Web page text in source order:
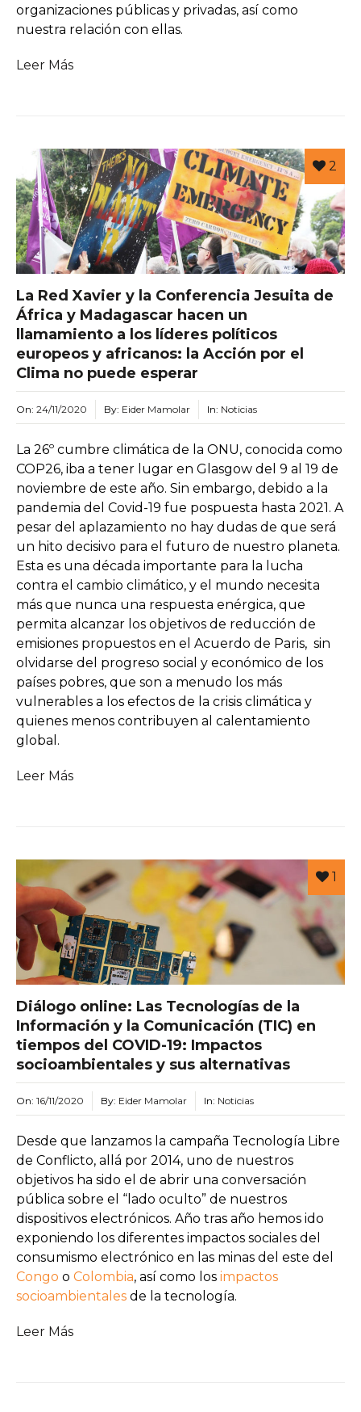
organizaciones públicas y privadas, así como
nuestra relación con ellas.
Leer Más
2
La Red Xavier y la Conferencia Jesuita de
África y Madagascar hacen un
llamamiento a los líderes políticos
europeos y africanos: la Acción por el
Clima no puede esperar
On: 24/11/2020 By: Eider Mamolar In: Noticias
La 26º cumbre climática de la ONU, conocida como
COP26, iba a tener lugar en Glasgow del 9 al 19 de
noviembre de este año. Sin embargo, debido a la
pandemia del Covid-19 fue pospuesta hasta 2021. A
pesar del aplazamiento no hay dudas de que será
un hito decisivo para el futuro de nuestro planeta.
Esta es una década importante para la lucha
contra el cambio climático, y el mundo necesita
más que nunca una respuesta enérgica, que
permita alcanzar los objetivos de reducción de
emisiones propuestos en el Acuerdo de Paris, sin
olvidarse del progreso social y económico de los
países pobres, que son a menudo los más
vulnerables a los efectos de la crisis climática y
quienes menos contribuyen al calentamiento
global.
Leer Más
1
Diálogo online: Las Tecnologías de la
Información y la Comunicación (TIC) en
tiempos del COVID-19: Impactos
socioambientales y sus alternativas
On: 16/11/2020 By: Eider Mamolar In: Noticias
Desde que lanzamos la campaña Tecnología Libre
de Conflicto, allá por 2014, uno de nuestros
objetivos ha sido el de abrir una conversación
pública sobre el “lado oculto” de nuestros
dispositivos electrónicos. Año tras año hemos ido
exponiendo los diferentes impactos sociales del
consumismo electrónico en las minas del este del
Congo o Colombia, así como los impactos
socioambientales de la tecnología.
Leer Más